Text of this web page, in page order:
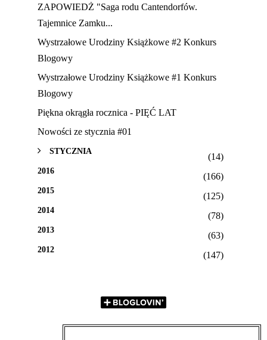
ZAPOWIEDŻ "Saga rodu Cantendorfów.
Tajemnice Zamku...
Wystrzałowe Urodziny Książkowe #2 Konkurs
Blogowy
Wystrzałowe Urodziny Książkowe #1 Konkurs
Blogowy
Piękna okrągła rocznica - PIĘĆ LAT
Nowości ze stycznia #01
STYCZNIA
(14)
2016
(166)
2015
(125)
2014
(78)
2013
(63)
2012
(147)